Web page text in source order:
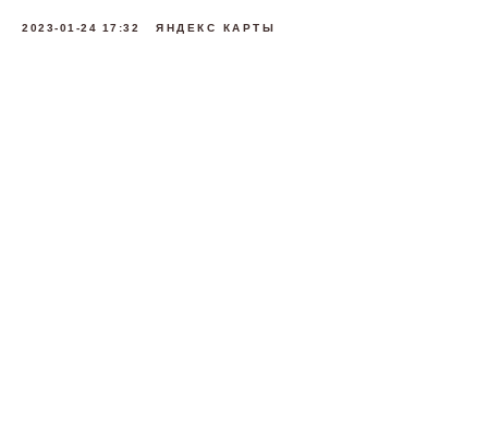
2023-01-24 17:32 ЯНДЕКС КАРТЫ